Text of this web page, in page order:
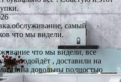
самый
что мы видели.
что мы видели, все
подойдёт , доставили на
довольны полностью